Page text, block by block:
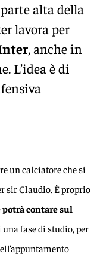
alta della
lavora per
, anche in
L’idea è di
un calciatore che si
sir Claudio. È proprio
contare sul
una fase di studio, per